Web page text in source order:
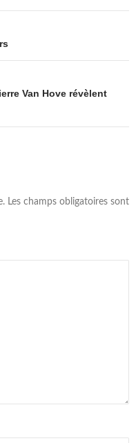
Van Hove révèlent
Les champs obligatoires sont